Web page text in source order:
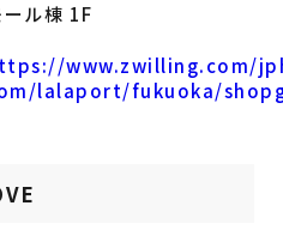
ール棟 1F
www.zwilling.com/jp
lalaport/fukuoka/